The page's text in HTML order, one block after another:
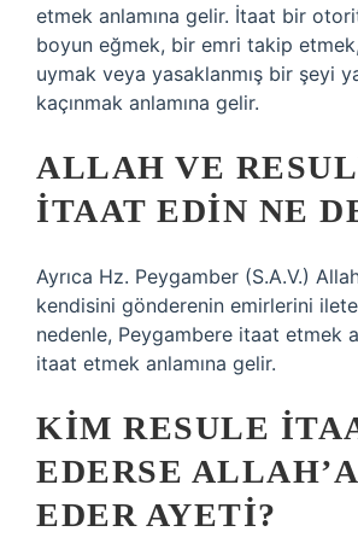
etmek anlamına gelir. İtaat bir
boyun eğmek, bir emri takip
uymak veya yasaklanmış bir şeyi
kaçınmak anlamına gelir.
ALLAH VE
ITAAT EDIN NE
Ayrıca Hz. Peygamber (S.A.V.)
kendisini gönderenin emirlerini
nedenle, Peygambere itaat etmek
itaat etmek anlamına gelir.
KIM RESULE
EDERSE
EDER AYETI?